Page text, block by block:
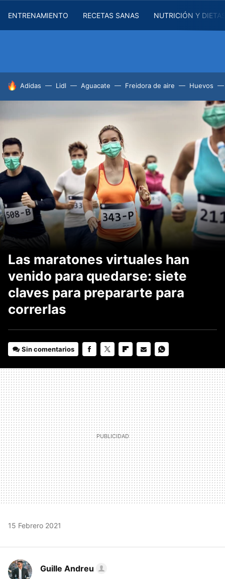
ENTRENAMIENTO RECETAS SANAS NUTRICIÓN Y
HOY SE HABLA DE
Adidas Lidl Aguacate Freidora de aire Huevos
Las maratones virtuales han
venido para quedarse: siete
claves para prepararte para
correrlas
Sin comentarios
MAIL
15 Febrero 2021
Guille Andreu